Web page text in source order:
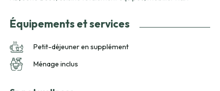
Équipements et services
Petit-déjeuner en supplément
Ménage inclus